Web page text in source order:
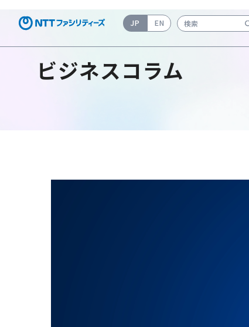
JP EN
検索キーワード入
ビジネスコラム